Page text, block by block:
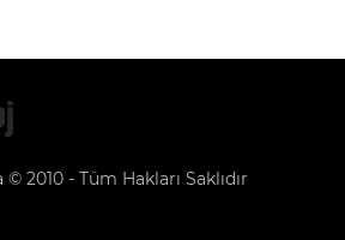
2010 - Tüm Hakları Saklıdır